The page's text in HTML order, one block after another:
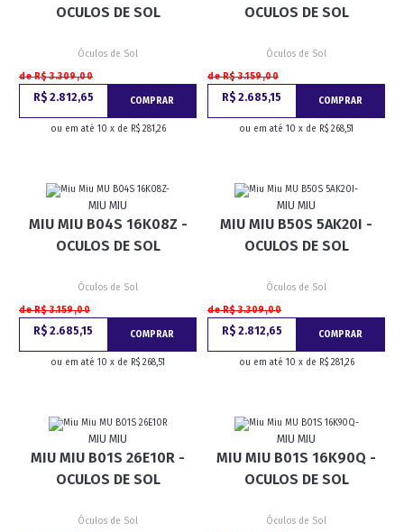
OCULOS DE SOL
Óculos de Sol
de R$ 3.309,00
R$ 2.812,65 COMPRAR
ou em até 10 x de R$ 281,26
OCULOS DE SOL
Óculos de Sol
de R$ 3.159,00
R$ 2.685,15 COMPRAR
ou em até 10 x de R$ 268,51
MIU MIU
MIU MIU B04S 16K08Z -
OCULOS DE SOL
Óculos de Sol
de R$ 3.159,00
R$ 2.685,15 COMPRAR
ou em até 10 x de R$ 268,51
MIU MIU
MIU MIU B50S 5AK20I -
OCULOS DE SOL
Óculos de Sol
de R$ 3.309,00
R$ 2.812,65 COMPRAR
ou em até 10 x de R$ 281,26
MIU MIU
MIU MIU B01S 26E10R -
OCULOS DE SOL
Óculos de Sol
MIU MIU
MIU MIU B01S 16K90Q -
OCULOS DE SOL
Óculos de Sol